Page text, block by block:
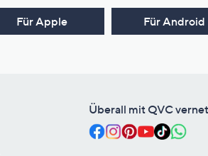
Für Apple Für Android
Überall mit QVC